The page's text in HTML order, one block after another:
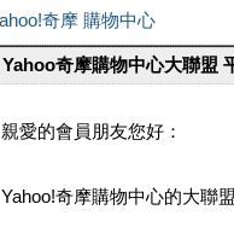
Yahoo奇摩購物中心大聯盟
親愛的會員朋友您好：
Yahoo!奇摩購物中心的大聯